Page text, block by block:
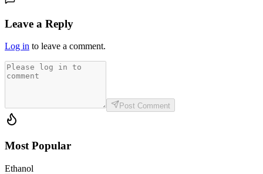
Leave a Reply
Log in to leave a comment.
Post Comment
Most Popular
Ethanol